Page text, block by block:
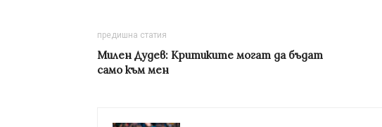
предишна статия
Милен Дудев: Критиките могат да бъдат
само към мен